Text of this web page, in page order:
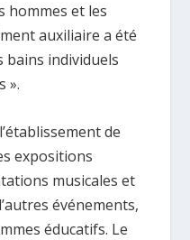
hommes et les
auxiliaire a été
bains individuels
».
de
expositions
musicales et
événements,
éducatifs. Le